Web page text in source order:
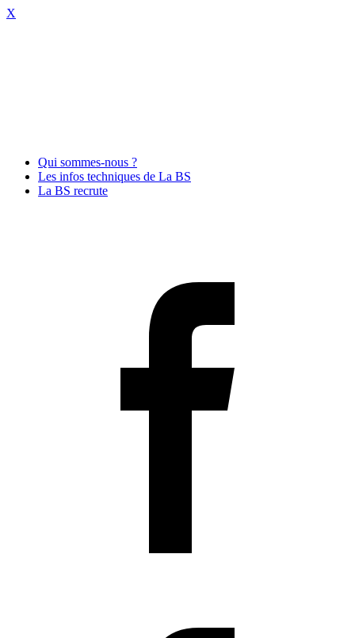
X
Qui sommes-nous ?
Les infos techniques de La BS
La BS recrute